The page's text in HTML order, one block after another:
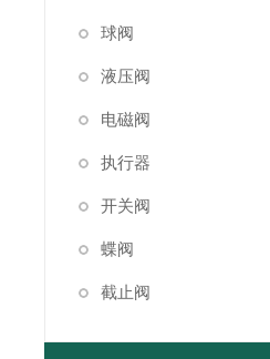
球阀
液压阀
电磁阀
执行器
开关阀
蝶阀
截止阀